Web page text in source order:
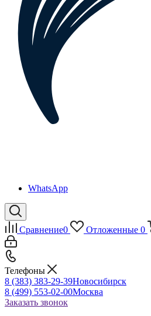
WhatsApp
Сравнение0 Отложенные 0
Телефоны
8 (383) 383-29-39Новосибирск
8 (499) 553-02-00Москва
Заказать звонок